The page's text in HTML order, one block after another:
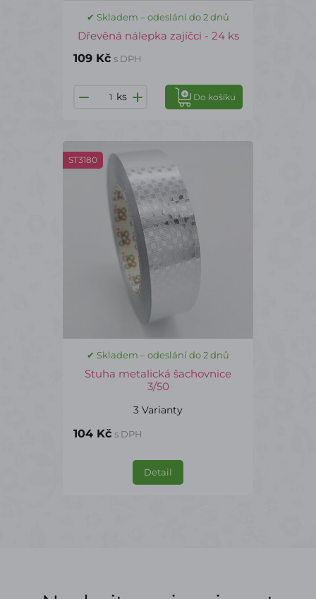
✔ Skladem – odeslání do 2 dnů
Dřevěná nálepka zajíčci - 24 ks
109 Kč s DPH
ks Do košíku
ST3180
✔ Skladem – odeslání do 2 dnů
Stuha metalická šachovnice
3/50
3 Varianty
104 Kč s DPH
Detail